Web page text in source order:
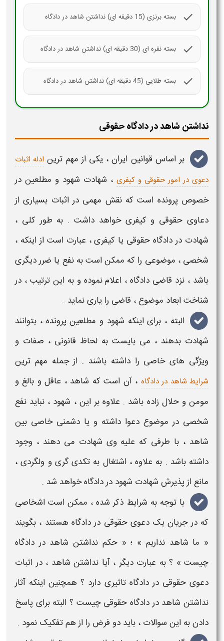
check بسته برنزی (15 دقیقه ای) نداشتن شاهد در دادگاه
check بسته نقره ای (30 دقیقه ای) نداشتن شاهد در دادگاه
check بسته طلایی (45 دقیقه ای) نداشتن شاهد در دادگاه
نداشتن شاهد در دادگاه حقوقی
بر اساس قوانین ایران ، یکی از مهم ترین ادله اثبات
دعوی در امور حقوقی و کیفری ، شهادت شهود و مطلعین در
خصوص پرونده است که نقش مهمی در اثبات بسیاری از
دعاوی حقوقی و کیفری خواهد داشت . به طور کلی ،
شهادت در دادگاه حقوقی یا کیفری، عبارت است از اینکه ،
شخصی ، موضوعی را که ممکن است به نفع یا ضرر دیگری
باشد ، نزد قاضی دادگاه ، اعلام نموده و به این ترتیب ، در
شناخت ابعاد موضوع ، قاضی را یاری نماید .
البته ، برای اینکه شهود و مطلعین پرونده ، بتوانند
شهادت بدهند ، می بایست به لحاظ قانونی ، صفات و
ویژگی های خاصی را داشته باشند . از جمله مهم ترین
شرایط شاهد در دادگاه ، آن است که شاهد، عاقل و بالغ و
مومن و حلال زاده باشد . علاوه بر این ، شهود ، نباید نفع
شخصی در موضوع دعوا داشته و یا دشمنی خاصی بین
شاهد ، با طرفی که علیه وی شهادت می دهند ، وجود
داشته باشد . به علاوه ، اشتغال به تکدی گری و ولگردی ،
مانع از پذیرش شهادت شهود در دادگاهخواهد شد .
با توجه به شرایط ذکر شده ، ممکن است اشخاصی
که در جریان یک دعوی حقوقی در دادگاه هستند ، بگویند
« ما شاهد نداریم » ؛ «حکم نداشتن شاهد در دادگاه
چیست » ؟ به عبارت دیگر ، آیا نداشتن شاهد ، در اثبات
دعوی حقوقی در دادگاه تاثیری دارد ؟ همچنین اینکه آثار
نداشتن شاهد در دادگاه حقوقی چیست ؟ البته برای پاسخ
دادن به این سوالات ، باید دو فرض را از هم تفکیک نمود .